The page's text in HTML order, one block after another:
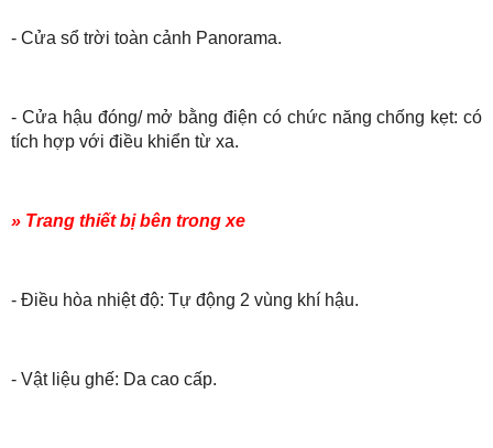
- Cửa sổ trời toàn cảnh Panorama.
- Cửa hậu đóng/ mở bằng điện có chức năng chống kẹt: có
tích hợp với điều khiển từ xa.
» Trang thiết bị bên trong xe
- Điều hòa nhiệt độ: Tự động 2 vùng khí hậu.
- Vật liệu ghế: Da cao cấp.